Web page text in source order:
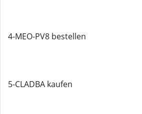
4-MEO-PV8 bestellen
5-CLADBA kaufen